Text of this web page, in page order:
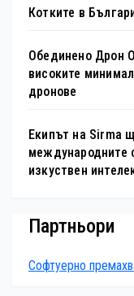
Котките в
Обединено Дрон
високите
дронове
Екипът на Sirma
международните
изкуствен
Партньори
Софтуерно